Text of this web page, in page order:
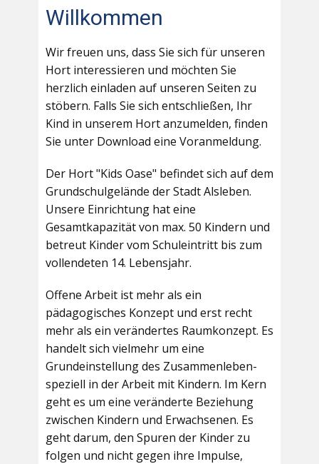
Willkommen
Wir freuen uns, dass Sie sich für unseren
Hort interessieren und möchten Sie
herzlich einladen auf unseren Seiten zu
stöbern. Falls Sie sich entschließen, Ihr
Kind in unserem Hort anzumelden, finden
Sie unter Download eine Voranmeldung.
Der Hort "Kids Oase" befindet sich auf dem
Grundschulgelände der Stadt Alsleben.
Unsere Einrichtung hat eine
Gesamtkapazität von max. 50 Kindern und
betreut Kinder vom Schuleintritt bis zum
vollendeten 14. Lebensjahr.
Offene Arbeit ist mehr als ein
pädagogisches Konzept und erst recht
mehr als ein verändertes Raumkonzept. Es
handelt sich vielmehr um eine
Grundeinstellung des Zusammenleben-
speziell in der Arbeit mit Kindern. Im Kern
geht es um eine veränderte Beziehung
zwischen Kindern und Erwachsenen. Es
geht darum, den Spuren der Kinder zu
folgen und nicht gegen ihre Impulse,